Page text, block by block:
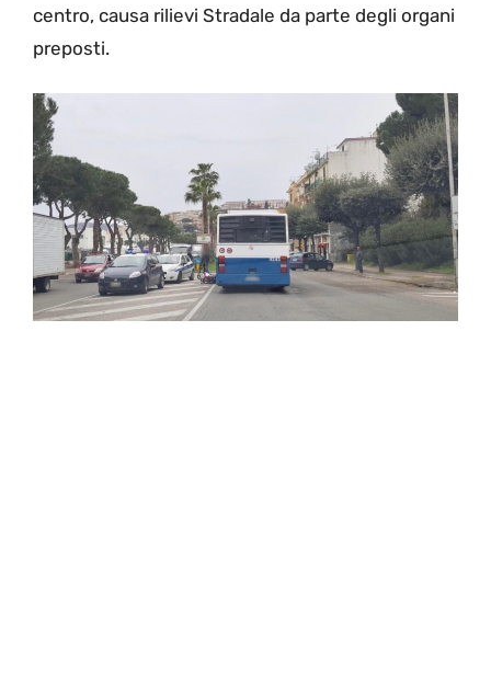
centro, causa rilievi Stradale da parte degli organi
preposti.